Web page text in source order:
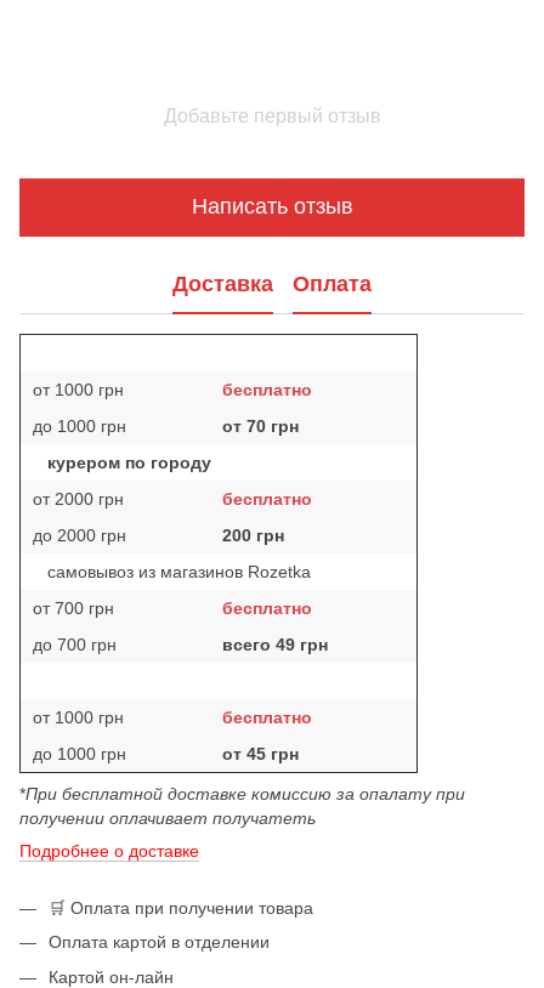
Добавьте первый отзыв
Написать отзыв
Доставка Оплата
от 1000 грн
бесплатно
до 1000 грн
от 70 грн
курером по городу
от 2000 грн
бесплатно
до 2000 грн
200 грн
самовывоз из магазинов Rozetka
от 700 грн
бесплатно
до 700 грн
всего 49 грн
от 1000 грн
бесплатно
до 1000 грн
от 45 грн
*При бесплатной доставке комиссию за опалату при
получении оплачивает получатеть
Подробнее о доставке
🛒 Оплата при получении товара
Оплата картой в отделении
Картой он-лайн